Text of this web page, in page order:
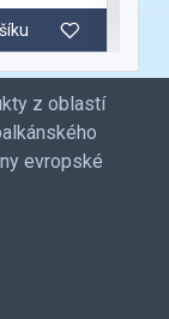
z oblastí
evropské